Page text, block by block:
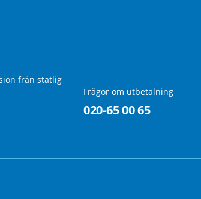
från statlig
Frågor om utbetalning
020-65 00 65